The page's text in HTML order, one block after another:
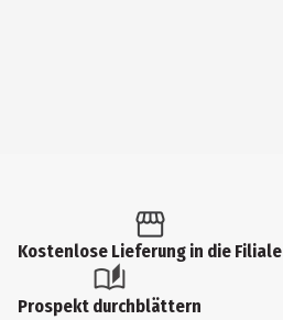
Kostenlose Lieferung in die Filiale
Prospekt durchblättern